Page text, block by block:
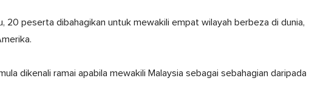
20 peserta dibahagikan untuk mewakili empat wilayah berbeza di dunia,
dikenali ramai apabila mewakili Malaysia sebagai sebahagian daripada